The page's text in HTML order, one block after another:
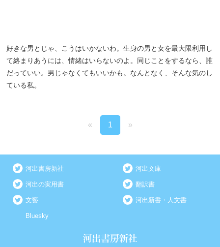
好きな男とじゃ、こうはいかないわ。生身の男と女を最大限利用し
て絡まりあうには、情緒はいらないのよ。同じことをするなら、誰
だっていい。男じゃなくてもいいかも。なんとなく、そんな気のし
ている私。
« 1 »
河出書房新社 河出文庫
河出の実用書 翻訳書
文藝 河出新書・人文書
Bluesky